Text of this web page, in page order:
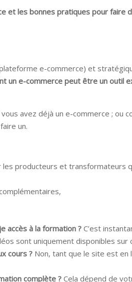
et les bonnes pratiques pour faire
e-commerce) et
un e-commerce peut être un outil
avez déjà un e-commerce ; ou
un.
producteurs et transformateurs
accès à la formation ? C’est
sont uniquement disponibles sur
cours ? Non, tant que le site est en
complète ? Cela dépend de